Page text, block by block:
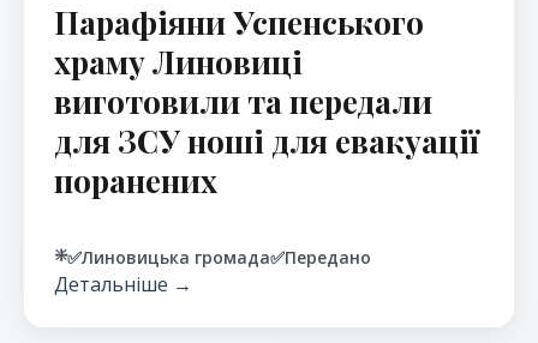
Парафіяни Успенського
храму Линовиці
виготовили та передали
для ЗСУ ноші для евакуації
поранених
❇️✅Линовицька громада✅Передано
Детальніше →